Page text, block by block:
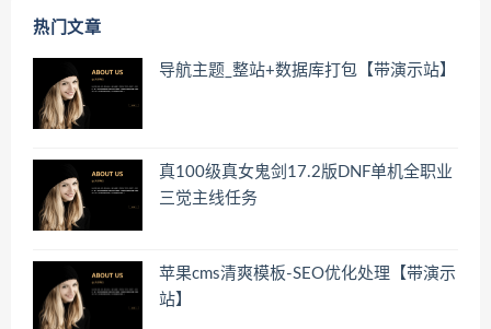
热门文章
导航主题_整站+数据库打包【带演示站】
真100级真女鬼剑17.2版DNF单机全职业
三觉主线任务
苹果cms清爽模板-SEO优化处理【带演示
站】